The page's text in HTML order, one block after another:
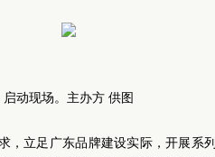
启动现场。主办方 供图
，立足广东品牌建设实际，开展系